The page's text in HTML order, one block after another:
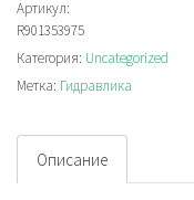
Распределитель
Артикул:
R901353975
Категория: Uncategorized
Метка: Гидравлика
Описание